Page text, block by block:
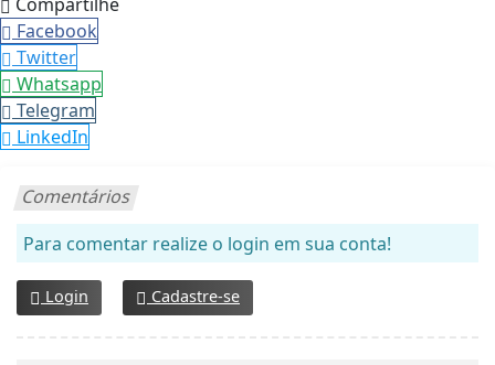
Compartilhe
Facebook
Twitter
Whatsapp
Telegram
LinkedIn
Comentários
Para comentar realize o login em sua conta!
Login Cadastre-se